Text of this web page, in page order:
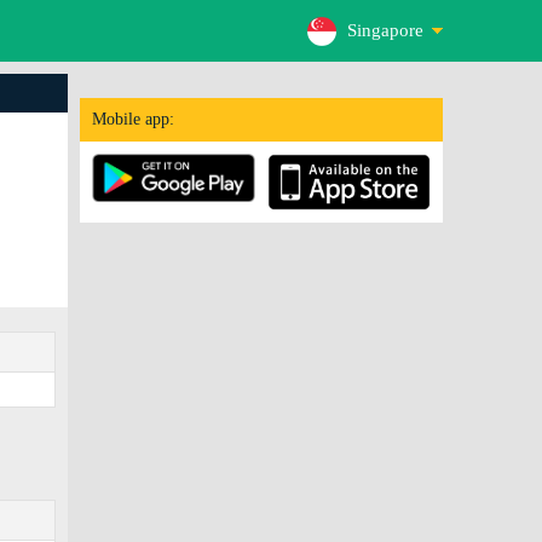
Singapore
Mobile app: